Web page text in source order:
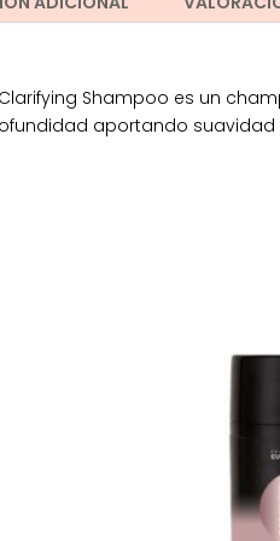
Shampoo es un
aportando